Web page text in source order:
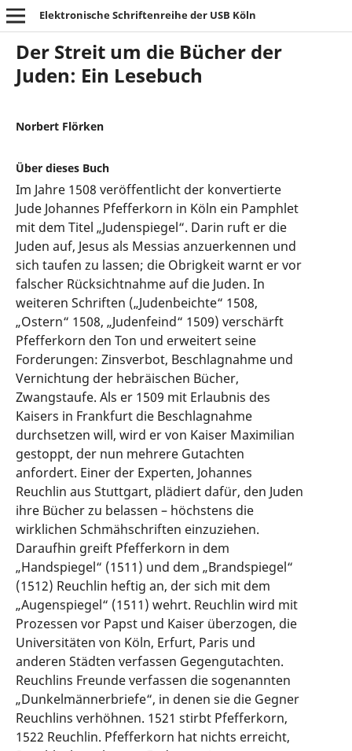
Elektronische Schriftenreihe der USB Köln
Der Streit um die Bücher der
Juden: Ein Lesebuch
Norbert Flörken
Über dieses Buch
Im Jahre 1508 veröffentlicht der konvertierte
Jude Johannes Pfefferkorn in Köln ein Pamphlet
mit dem Titel „Judenspiegel“. Darin ruft er die
Juden auf, Jesus als Messias anzuerkennen und
sich taufen zu lassen; die Obrigkeit warnt er vor
falscher Rücksichtnahme auf die Juden. In
weiteren Schriften („Judenbeichte“ 1508,
„Ostern“ 1508, „Judenfeind“ 1509) verschärft
Pfefferkorn den Ton und erweitert seine
Forderungen: Zinsverbot, Beschlagnahme und
Vernichtung der hebräischen Bücher,
Zwangstaufe. Als er 1509 mit Erlaubnis des
Kaisers in Frankfurt die Beschlagnahme
durchsetzen will, wird er von Kaiser Maximilian
gestoppt, der nun mehrere Gutachten
anfordert. Einer der Experten, Johannes
Reuchlin aus Stuttgart, plädiert dafür, den Juden
ihre Bücher zu belassen – höchstens die
wirklichen Schmähschriften einzuziehen.
Daraufhin greift Pfefferkorn in dem
„Handspiegel“ (1511) und dem „Brandspiegel“
(1512) Reuchlin heftig an, der sich mit dem
„Augenspiegel“ (1511) wehrt. Reuchlin wird mit
Prozessen vor Papst und Kaiser überzogen, die
Universitäten von Köln, Erfurt, Paris und
anderen Städten verfassen Gegengutachten.
Reuchlins Freunde verfassen die sogenannten
„Dunkelmännerbriefe“, in denen sie die Gegner
Reuchlins verhöhnen. 1521 stirbt Pfefferkorn,
1522 Reuchlin. Pfefferkorn hat nichts erreicht,